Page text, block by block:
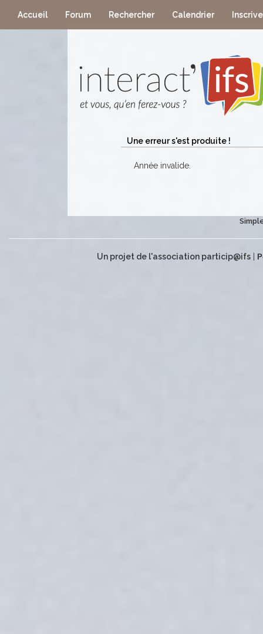
Accueil Forum Rechercher Calendrier
Une erreur s'est produite !
Année invalide.
Un projet de l'association particip@ifs |